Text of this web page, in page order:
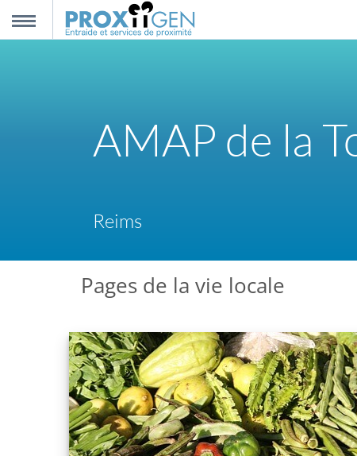
AMAP de la
Reims
Pages de la vie locale